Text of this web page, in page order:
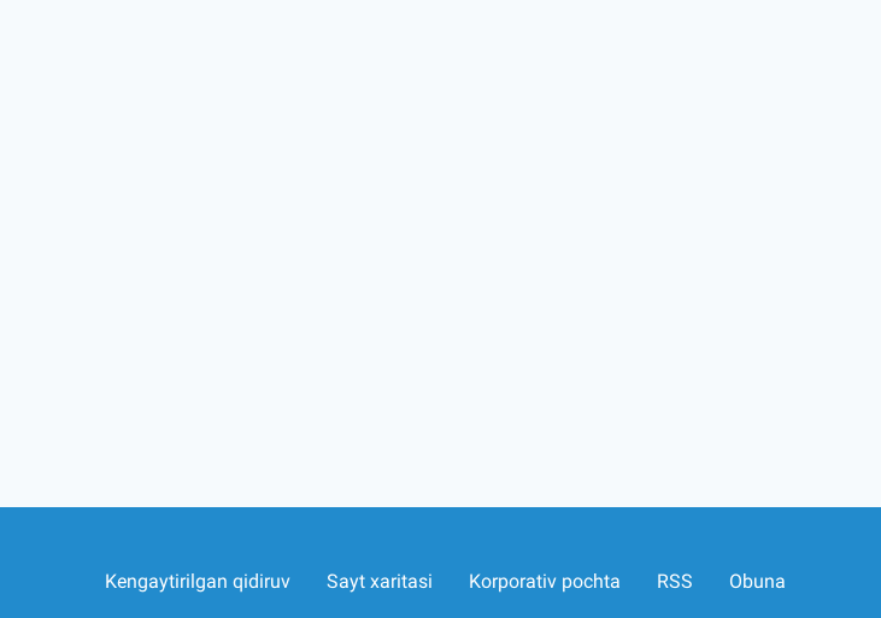
Kengaytirilgan qidiruv Sayt xaritasi Korporativ pochta RSS Obuna